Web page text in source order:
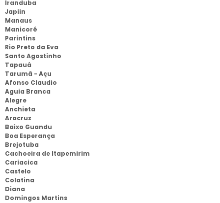
Iranduba
Japiin
Manaus
Manicoré
Parintins
Rio Preto da Eva
Santo Agostinho
Tapauá
Tarumã - Açu
Afonso Claudio
Aguia Branca
Alegre
Anchieta
Aracruz
Baixo Guandu
Boa Esperança
Brejotuba
Cachoeira de Itapemirim
Cariacica
Castelo
Colatina
Diana
Domingos Martins